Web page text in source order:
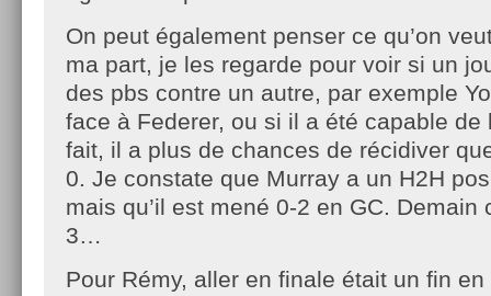
On peut également penser ce qu’on
ma part, je les regarde pour voir si un
des pbs contre un autre, par exemple
face à Federer, ou si il a été capable de
fait, il a plus de chances de récidiver
0. Je constate que Murray a un H2H
mais qu’il est mené 0-2 en GC. Demain
3…
Pour Rémy, aller en finale était un fin